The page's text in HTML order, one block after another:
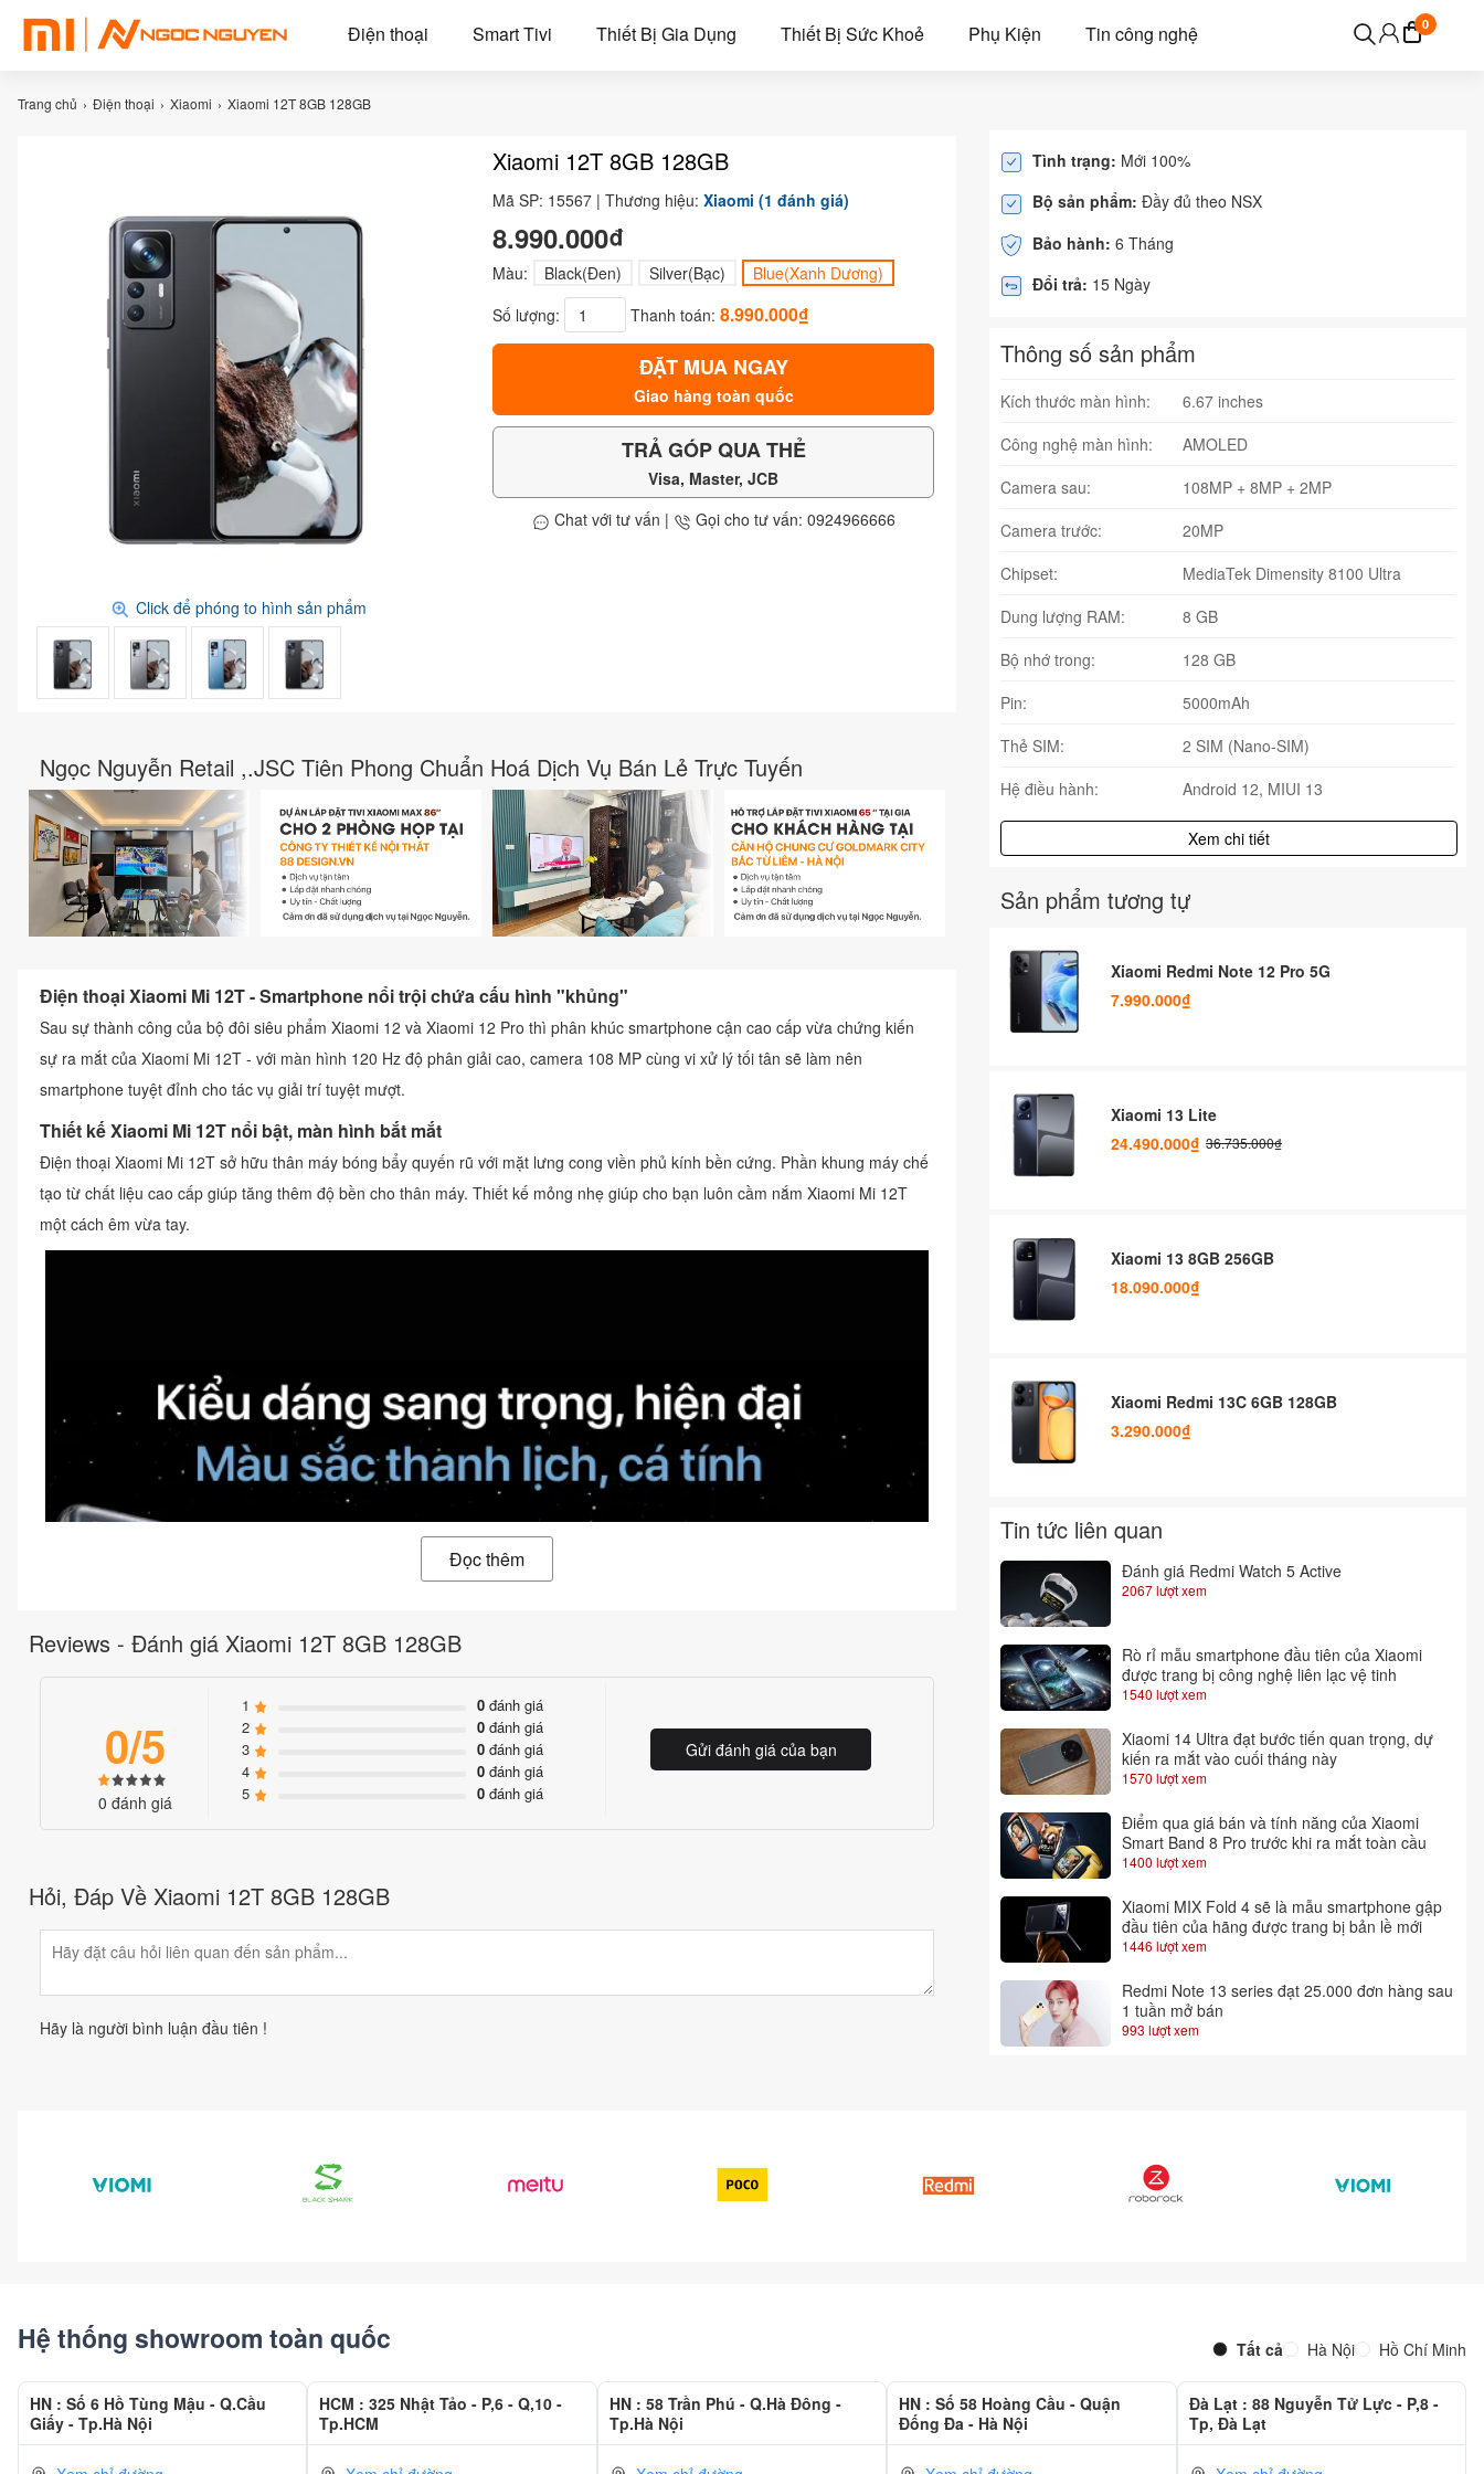
Điện thoại Smart Tivi Thiết Bị Gia Dụng Thiết Bị Sức Khoẻ Phụ Kiện Tin công nghệ 0
Trang chủ Điện thoại Xiaomi Xiaomi 12T 8GB 128GB
Click để phóng to hình sản phẩm
Xiaomi 12T 8GB 128GB
Mã SP: 15567 | Thương hiệu: Xiaomi (1 đánh giá)
8.990.000₫
Màu: Black(Đen) Silver(Bạc)
Blue(Xanh Dương)
Số lượng:
Thanh toán: 8.990.000₫
ĐẶT MUA NGAY
Giao hàng toàn quốc
TRẢ GÓP QUA THẺ
Visa, Master, JCB
Chat với tư vấn | Gọi cho tư vấn: 0924966666
Ngọc Nguyễn Retail ,.JSC Tiên Phong Chuẩn Hoá Dịch Vụ Bán Lẻ Trực Tuyến
Điện thoại Xiaomi Mi 12T - Smartphone nổi trội chứa cấu hình "khủng"
Sau sự thành công của bộ đôi siêu phẩm Xiaomi 12 và Xiaomi 12 Pro thì phân khúc smartphone cận cao cấp vừa chứng kiến
sự ra mắt của Xiaomi Mi 12T - với màn hình 120 Hz độ phân giải cao, camera 108 MP cùng vi xử lý tối tân sẽ làm nên
smartphone tuyệt đỉnh cho tác vụ giải trí tuyệt mượt.
Thiết kế Xiaomi Mi 12T nổi bật, màn hình bắt mắt
Điện thoại Xiaomi Mi 12T sở hữu thân máy bóng bẩy quyến rũ với mặt lưng cong viền phủ kính bền cứng. Phần khung máy chế
tạo từ chất liệu cao cấp giúp tăng thêm độ bền cho thân máy. Thiết kế mỏng nhẹ giúp cho bạn luôn cầm nắm Xiaomi Mi 12T
một cách êm vừa tay.
Điện thoại Xiaomi Mi 12T trang bị màn hình thiết kế viền mỏng tối giản đẹp mắt. Màn hình Xiaomi Mi 12T có độ phân giải cao
nghiệm giải trí tuyệt đỉnh, khả năng vuốt chạm mượt mà, trơn tru. Ngoài ra màn hình Xiaomi Mi 12T còn sở hữu màn hình
CrystalRes AMOLED cho chất lượng ảnh hoàn mỹ.
Đọc thêm
Reviews - Đánh giá Xiaomi 12T 8GB 128GB
0/5
0 đánh giá
1 0 đánh giá
2
0 đánh giá
3
0 đánh giá
4
0 đánh giá
5
0 đánh giá
Gửi đánh giá của bạn
Hỏi, Đáp Về Xiaomi 12T 8GB 128GB
Hãy là người bình luận đầu tiên !
Tình trạng: Mới 100%
Bộ sản phẩm: Đầy đủ theo NSX
Bảo hành: 6 Tháng
Đổi trả: 15 Ngày
Thông số sản phẩm
Kích thước màn hình:
6.67 inches
Công nghệ màn hình:
AMOLED
Camera sau:
108MP + 8MP + 2MP
Camera trước:
20MP
Chipset:
MediaTek Dimensity 8100 Ultra
Dung lượng RAM:
8 GB
Bộ nhớ trong:
128 GB
Pin:
5000mAh
Thẻ SIM:
2 SIM (Nano-SIM)
Hệ điều hành:
Android 12, MIUI 13
Xem chi tiết
Sản phẩm tương tự
Xiaomi Redmi Note 12 Pro 5G
7.990.000₫
Xiaomi 13 Lite
24.490.000₫ 36.735.000₫
Xiaomi 13 8GB 256GB
18.090.000₫
Xiaomi Redmi 13C 6GB 128GB
3.290.000₫
Tin tức liên quan
Đánh giá Redmi Watch 5 Active
2067 lượt xem
Rò rỉ mẫu smartphone đầu tiên của Xiaomi
được trang bị công nghệ liên lạc vệ tinh
1540 lượt xem
Xiaomi 14 Ultra đạt bước tiến quan trọng, dự
kiến ra mắt vào cuối tháng này
1570 lượt xem
Điểm qua giá bán và tính năng của Xiaomi
Smart Band 8 Pro trước khi ra mắt toàn cầu
1400 lượt xem
Xiaomi MIX Fold 4 sẽ là mẫu smartphone gập
đầu tiên của hãng được trang bị bản lề mới
1446 lượt xem
Redmi Note 13 series đạt 25.000 đơn hàng sau
1 tuần mở bán
993 lượt xem
Hệ thống showroom toàn quốc Tất cả Hà Nội Hồ Chí Minh
HN : Số 6 Hồ Tùng Mậu - Q.Cầu
Giấy - Tp.Hà Nội
HCM : 325 Nhật Tảo - P,6 - Q,10 -
Tp.HCM
HN : 58 Trần Phú - Q.Hà Đông -
Tp.Hà Nội
HN : Số 58 Hoàng Cầu - Quận
Đống Đa - Hà Nội
Đà Lạt : 88 Nguyễn Tử Lực - P,8 -
Tp, Đà Lạt